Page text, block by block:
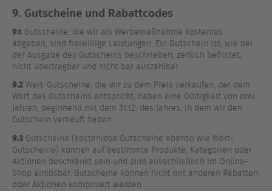
9. Gutscheine und Rabattcodes
9.1 Gutscheine, die wir als Werbemaßnahme kostenlos
abgeben, sind freiwillige Leistungen. Ein Gutschein ist, wie bei
der Ausgabe des Gutscheins beschrieben, zeitlich befristet,
nicht übertragbar und nicht bar auszahlbar.
9.2 Wert-Gutscheine, die wir zu dem Preis verkaufen, der dem
Wert des Gutscheins entspricht, haben eine Gültigkeit von drei
Jahren, beginnend mit dem 31.12. des Jahres, in dem wir den
Gutschein verkauft haben.
9.3 Gutscheine (kostenlose Gutscheine ebenso wie Wert-
Gutscheine) können auf bestimmte Produkte, Kategorien oder
Aktionen beschränkt sein und sind ausschließlich im Online-
Shop einlösbar. Gutscheine können nicht mit anderen Rabatten
oder Aktionen kombiniert werden.